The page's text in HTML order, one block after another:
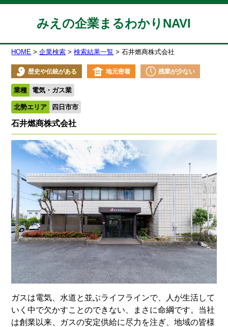
みえの企業まるわかりNAVI
HOME 企業検索 検索結果一覧 石井燃商株式会社
歴史や伝統がある 地元密着 残業が少ない
業種 電気・ガス業
北勢エリア 四日市市
石井燃商株式会社
ガスは電気、水道と並ぶライフラインで、人が生活して
いく中で欠かすことのできない、まさに命綱です。当社
は創業以来、ガスの安定供給に尽力を注ぎ、地域の皆様